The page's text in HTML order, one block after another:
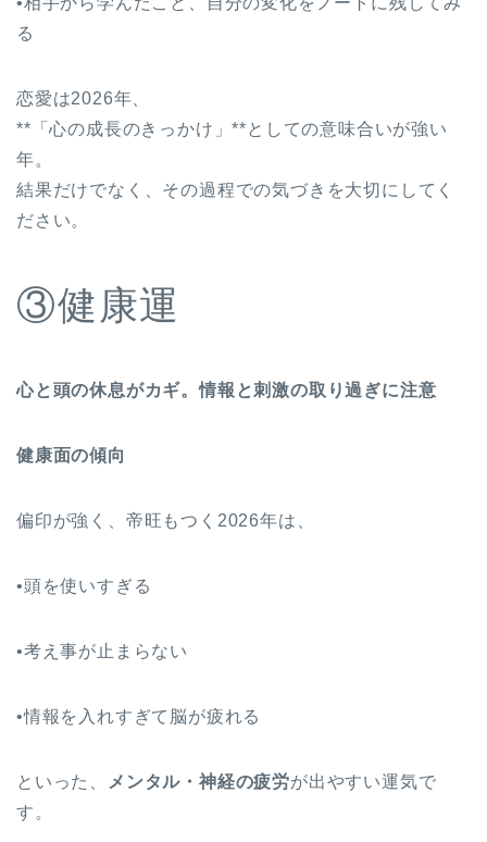
る
恋愛は2026年、
**「心の成長のきっかけ」**としての意味合いが強い
年。
結果だけでなく、その過程での気づきを大切にしてく
ださい。
③健康運
心と頭の休息がカギ。情報と刺激の取り過ぎに注意
健康面の傾向
偏印が強く、帝旺もつく2026年は、
•頭を使いすぎる
•考え事が止まらない
•情報を入れすぎて脳が疲れる
といった、 メンタル・神経の疲労が出やすい運気で
す。